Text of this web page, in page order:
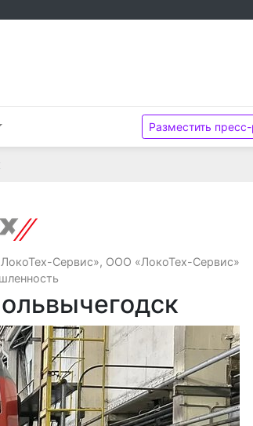
Разместить
Общество с ограниченной
Сервис», ООО «ЛокоТех-Сервис»